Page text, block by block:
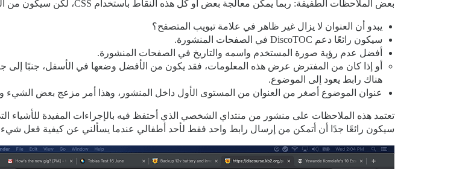
بعض الملاحظات الطفيفة: ربما يمكن معالجة بعض أو كل هذه النقاط باستخدام CSS، لكن سيكون من الجيد أن تكون افتراضات معقولة:
يبدو أن العنوان لا يزال غير ظاهر في علامة تبويب المتصفح؟
سيكون رائعًا دعم DiscoTOC في الصفحات المنشورة.
أفضل عدم رؤية صورة المستخدم واسمه والتاريخ في الصفحات المنشورة.
هناك رابط يعود إلى الموضوع.
عنوان الموضوع أصغر من العنوان من المستوى الأول داخل المنشور، وهذا أمر مزعج بعض الشيء
تعتمد هذه الملاحظات على منشور من منتداي الشخصي الذي أحتفظ فيه بالإجراءات المفيدة للأشياء
سيكون رائعًا جدًا أن أتمكن من إرسال رابط واحد فقط لأحد أطفالي عندما يسألني عن كيفية فعل شيء